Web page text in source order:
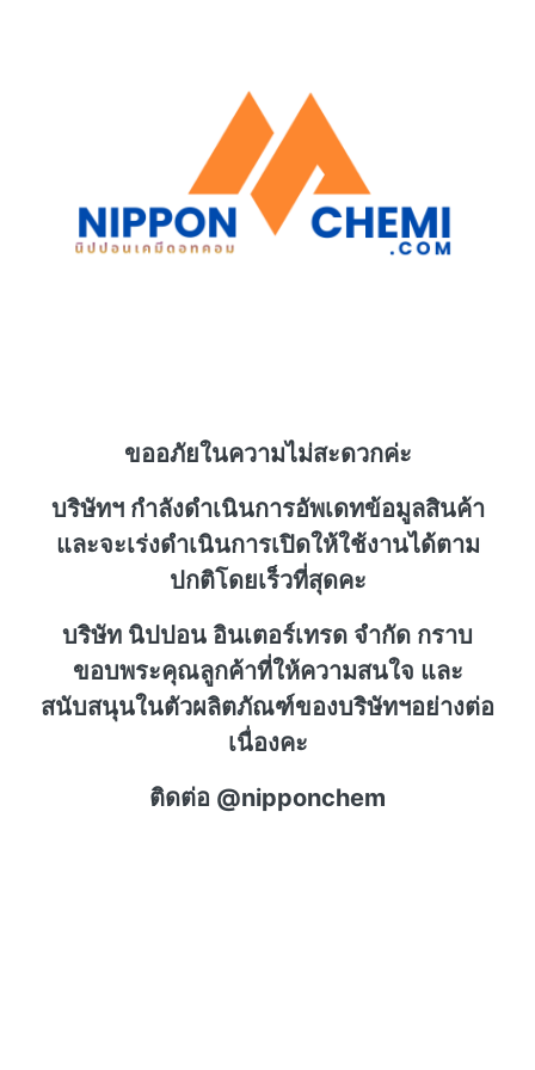
ขออภัยในความไม่สะดวกค่ะ
บริษัทฯ กำลังดำเนินการอัพเดทข้อมูลสินค้า
และจะเร่งดำเนินการเปิดให้ใช้งานได้ตาม
ปกติโดยเร็วที่สุดคะ
บริษัท นิปปอน อินเตอร์เทรด จำกัด กราบ
ขอบพระคุณลูกค้าที่ให้ความสนใจ และ
สนับสนุนในตัวผลิตภัณฑ์ของบริษัทฯอย่างต่อ
เนื่องคะ
ติดต่อ @nipponchem